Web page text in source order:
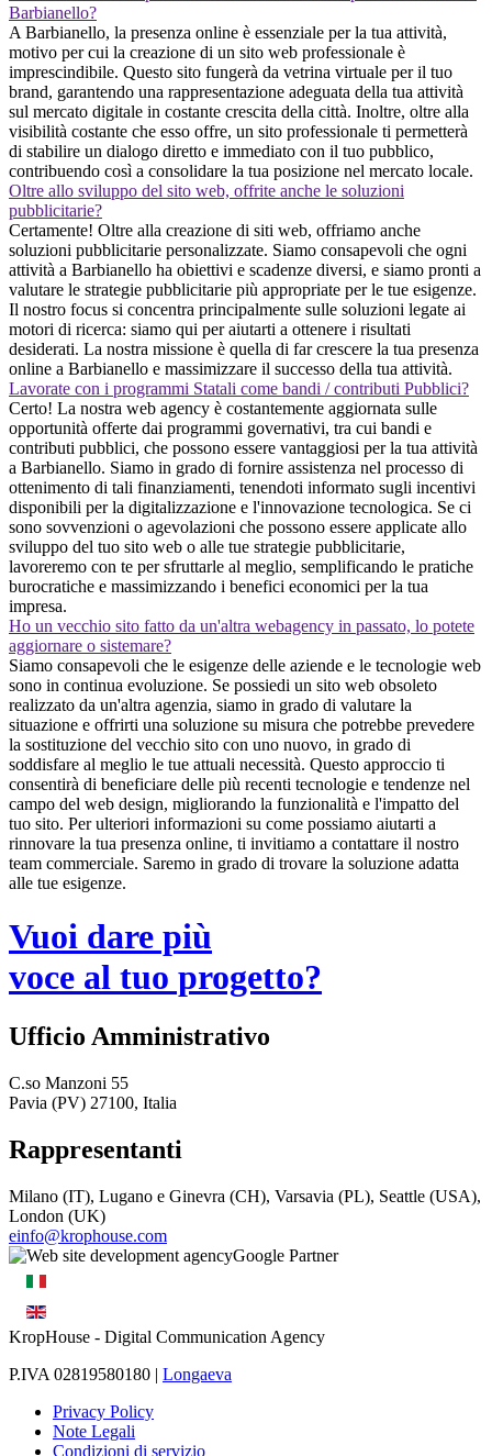
Barbianello?
A Barbianello, la presenza online è essenziale per la tua attività,
motivo per cui la creazione di un sito web professionale è
imprescindibile. Questo sito fungerà da vetrina virtuale per il tuo
brand, garantendo una rappresentazione adeguata della tua attività
sul mercato digitale in costante crescita della città. Inoltre, oltre alla
visibilità costante che esso offre, un sito professionale ti permetterà
di stabilire un dialogo diretto e immediato con il tuo pubblico,
contribuendo così a consolidare la tua posizione nel mercato locale.
Oltre allo sviluppo del sito web, offrite anche le soluzioni
pubblicitarie?
Certamente! Oltre alla creazione di siti web, offriamo anche
soluzioni pubblicitarie personalizzate. Siamo consapevoli che ogni
attività a Barbianello ha obiettivi e scadenze diversi, e siamo pronti a
valutare le strategie pubblicitarie più appropriate per le tue esigenze.
Il nostro focus si concentra principalmente sulle soluzioni legate ai
motori di ricerca: siamo qui per aiutarti a ottenere i risultati
desiderati. La nostra missione è quella di far crescere la tua presenza
online a Barbianello e massimizzare il successo della tua attività.
Lavorate con i programmi Statali come bandi / contributi Pubblici?
Certo! La nostra web agency è costantemente aggiornata sulle
opportunità offerte dai programmi governativi, tra cui bandi e
contributi pubblici, che possono essere vantaggiosi per la tua attività
a Barbianello. Siamo in grado di fornire assistenza nel processo di
ottenimento di tali finanziamenti, tenendoti informato sugli incentivi
disponibili per la digitalizzazione e l'innovazione tecnologica. Se ci
sono sovvenzioni o agevolazioni che possono essere applicate allo
sviluppo del tuo sito web o alle tue strategie pubblicitarie,
lavoreremo con te per sfruttarle al meglio, semplificando le pratiche
burocratiche e massimizzando i benefici economici per la tua
impresa.
Ho un vecchio sito fatto da un'altra webagency in passato, lo potete
aggiornare o sistemare?
Siamo consapevoli che le esigenze delle aziende e le tecnologie web
sono in continua evoluzione. Se possiedi un sito web obsoleto
realizzato da un'altra agenzia, siamo in grado di valutare la
situazione e offrirti una soluzione su misura che potrebbe prevedere
la sostituzione del vecchio sito con uno nuovo, in grado di
soddisfare al meglio le tue attuali necessità. Questo approccio ti
consentirà di beneficiare delle più recenti tecnologie e tendenze nel
campo del web design, migliorando la funzionalità e l'impatto del
tuo sito. Per ulteriori informazioni su come possiamo aiutarti a
rinnovare la tua presenza online, ti invitiamo a contattare il nostro
team commerciale. Saremo in grado di trovare la soluzione adatta
alle tue esigenze.
Vuoi dare più
voce al tuo progetto?
Ufficio Amministrativo
C.so Manzoni 55
Pavia (PV) 27100, Italia
Rappresentanti
Milano (IT), Lugano e Ginevra (CH), Varsavia (PL), Seattle (USA),
London (UK)
einfo@krophouse.com
KropHouse - Digital Communication Agency
P.IVA 02819580180 | Longaeva
Privacy Policy
Note Legali
Condizioni di servizio